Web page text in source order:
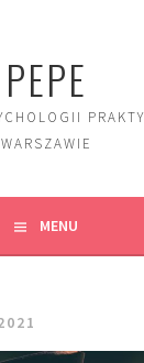
PEPE
WARSZAWIE
MENU